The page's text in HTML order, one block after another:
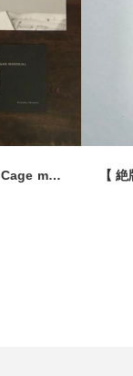
【新品LP】Yutaka Hirose “John Cage memorial“ [LP+CD+A4 booklet] (ご希望でサインします）